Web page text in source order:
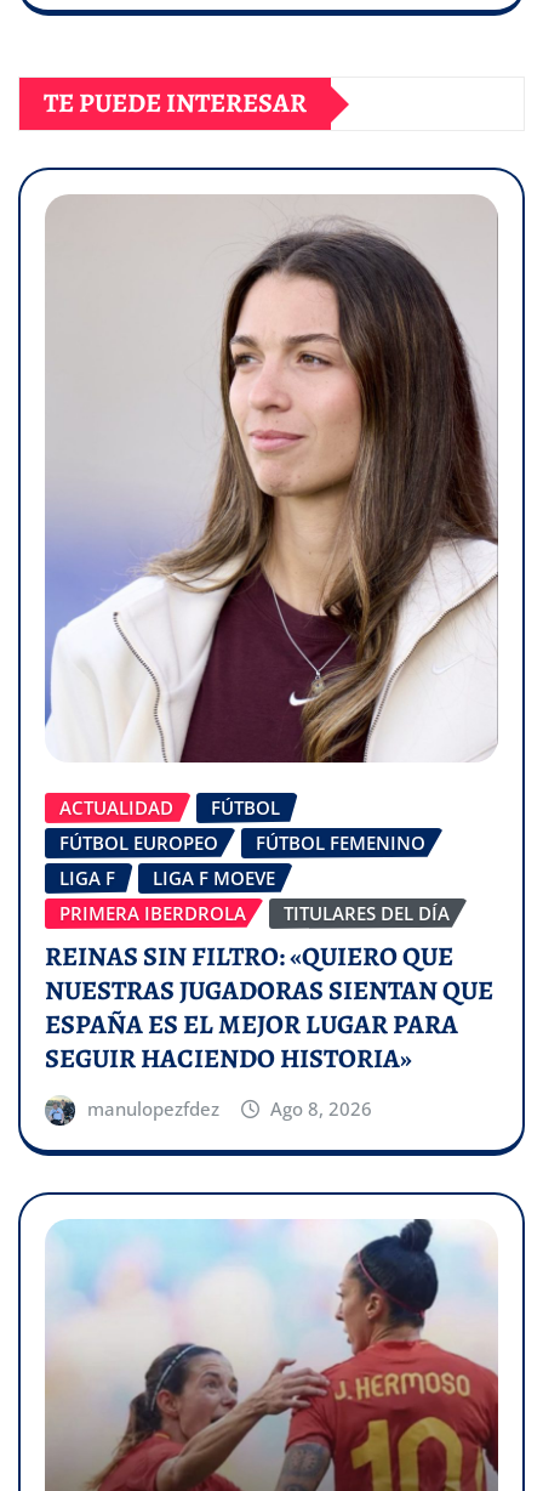
TE PUEDE INTERESAR
ACTUALIDAD
FÚTBOL
FÚTBOL EUROPEO
FÚTBOL FEMENINO
LIGA F
LIGA F MOEVE
PRIMERA IBERDROLA
TITULARES DEL DÍA
REINAS SIN FILTRO: «QUIERO QUE
NUESTRAS JUGADORAS SIENTAN QUE
ESPAÑA ES EL MEJOR LUGAR PARA
SEGUIR HACIENDO HISTORIA»
manulopezfdez Ago 8, 2026